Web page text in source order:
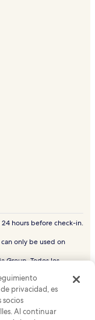
hours before check-in.
only be used on
Group. Todos los
comerciales o
CST# 2029030-50.
privacidad, es
Al continuar